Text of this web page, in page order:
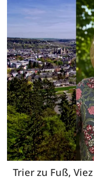
Trier zu Fuß,